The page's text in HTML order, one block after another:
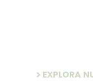
EXPLORA